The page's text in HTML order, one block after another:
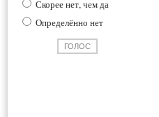
Скорее нет, чем да
Определённо нет